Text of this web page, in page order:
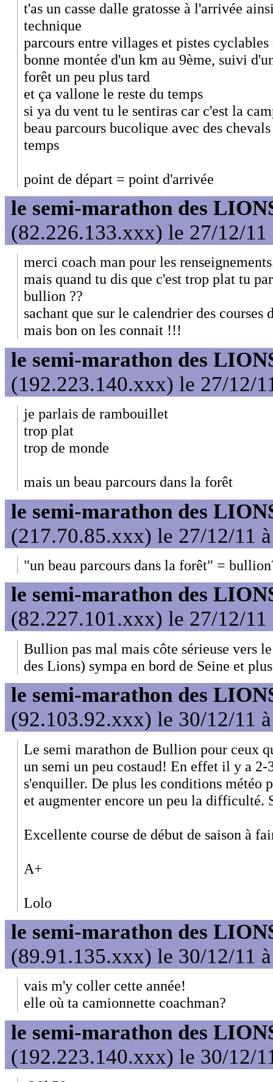
t'as un casse dalle gratosse à l'arrivée
technique
parcours entre villages et pistes
bonne montée d'un km au 9ème, suivi
forêt un peu plus tard
et ça vallone le reste du temps
si ya du vent tu le sentiras car c'est la
beau parcours bucolique avec des
temps
point de départ = point d'arrivée
le semi-marathon des
(82.226.133.xxx) le 27/12/11
merci coach man pour les
mais quand tu dis que c'est trop plat tu
bullion ??
sachant que sur le calendrier des courses
mais bon on les connait !!!
le semi-marathon des
(192.223.140.xxx) le 27/12/
je parlais de rambouillet
trop plat
trop de monde
mais un beau parcours dans la forêt
le semi-marathon des
(217.70.85.xxx) le 27/12/11
"un beau parcours dans la forêt" =
le semi-marathon des
(82.227.101.xxx) le 27/12/11
Bullion pas mal mais côte sérieuse vers
des Lions) sympa en bord de Seine et
le semi-marathon des
(92.103.92.xxx) le 30/12/11
Le semi marathon de Bullion pour ceux
un semi un peu costaud! En effet il y a 2-
s'enquiller. De plus les conditions météo
et augmenter encore un peu la difficulté.
Excellente course de début de saison à
A+
Lolo
le semi-marathon des
(89.91.135.xxx) le 30/12/11
vais m'y coller cette année!
elle où ta camionnette coachman?
le semi-marathon des
(192.223.140.xxx) le 30/12/